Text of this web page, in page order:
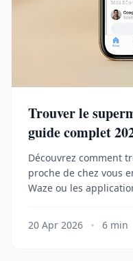
Trouver le
guide complet
Découvrez comment
proche de chez vous
Waze ou les
20 Apr 2026
6 min